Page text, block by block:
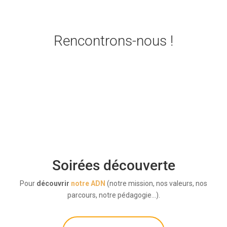
Rencontrons-nous !
Soirées découverte
Pour découvrir notre ADN (notre mission, nos valeurs, nos
parcours, notre pédagogie…).